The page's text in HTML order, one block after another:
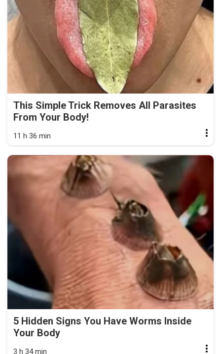
This Simple Trick Removes All Parasites
From Your Body!
11 h 36 min
5 Hidden Signs You Have Worms Inside
Your Body
3 h 34 min